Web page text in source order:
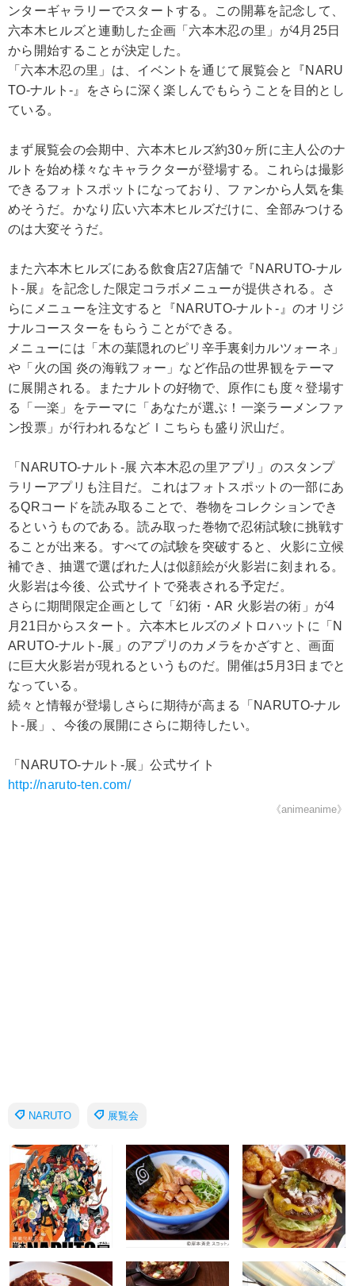
ンターギャラリーでスタートする。この開幕を記念して、
六本木ヒルズと連動した企画「六本木忍の里」が4月25日
から開始することが決定した。
「六本木忍の里」は、イベントを通じて展覧会と『NARU
TO-ナルト-』をさらに深く楽しんでもらうことを目的とし
ている。
まず展覧会の会期中、六本木ヒルズ約30ヶ所に主人公のナ
ルトを始め様々なキャラクターが登場する。これらは撮影
できるフォトスポットになっており、ファンから人気を集
めそうだ。かなり広い六本木ヒルズだけに、全部みつける
のは大変そうだ。
また六本木ヒルズにある飲食店27店舗で『NARUTO-ナル
ト-展』を記念した限定コラボメニューが提供される。さ
らにメニューを注文すると『NARUTO-ナルト-』のオリジ
ナルコースターをもらうことができる。
メニューには「木の葉隠れのピリ辛手裏剣カルツォーネ」
や「火の国 炎の海戦フォー」など作品の世界観をテーマ
に展開される。またナルトの好物で、原作にも度々登場す
る「一楽」をテーマに「あなたが選ぶ！一楽ラーメンファ
ン投票」が行われるなどｌこちらも盛り沢山だ。
「NARUTO-ナルト-展 六本木忍の里アプリ」のスタンプ
ラリーアプリも注目だ。これはフォトスポットの一部にあ
るQRコードを読み取ることで、巻物をコレクションでき
るというものである。読み取った巻物で忍術試験に挑戦す
ることが出来る。すべての試験を突破すると、火影に立候
補でき、抽選で選ばれた人は似顔絵が火影岩に刻まれる。
火影岩は今後、公式サイトで発表される予定だ。
さらに期間限定企画として「幻術・AR 火影岩の術」が4
月21日からスタート。六本木ヒルズのメトロハットに「N
ARUTO-ナルト-展」のアプリのカメラをかざすと、画面
に巨大火影岩が現れるというものだ。開催は5月3日までと
なっている。
続々と情報が登場しさらに期待が高まる「NARUTO-ナル
ト-展」、今後の展開にさらに期待したい。
「NARUTO-ナルト-展」公式サイト
http://naruto-ten.com/
《animeanime》
NARUTO 展覧会